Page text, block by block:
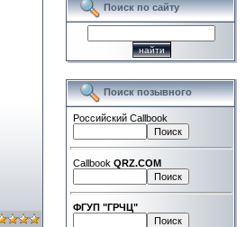
Поиск по сайту
Поиск позывного
Российский Callbook
Callbook QRZ.COM
ФГУП "ГРЧЦ"